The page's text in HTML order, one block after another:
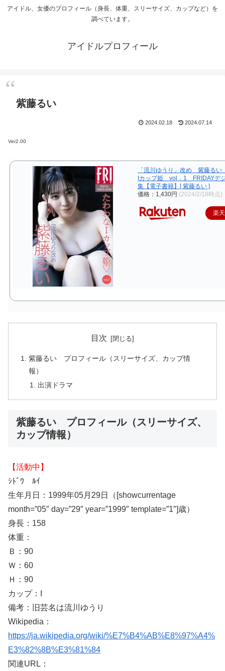
アイドル、女優のプロフィール（身長、体重、スリーサイズ、カップなど）を
調べています。
アイドルプロフィール
紫藤るい
2024.02.18 2024.07.14
Ver2.00
「流川ゆうり」改め 紫藤る
Iカップ姫 vol．1 FRIDAYデ
集【電子書籍】[ 紫藤るい ]
価格：1,430円 (2024/2/18時点)
楽
目次
紫藤るい プロフィール（スリーサイズ、カップ情
報）
出演ドラマ
紫藤るい プロフィール（スリーサイズ、
カップ情報）
【活動中】
ｼﾄﾞｳ ﾙｲ
生年月日：1999年05月29日（[showcurrentage
month=”05″ day=”29″ year=”1999″ template=”1″]歳）
身長：158
体重：
Ｂ：90
Ｗ：60
Ｈ：90
カップ：I
備考：旧芸名は流川ゆうり
Wikipedia：
https://ja.wikipedia.org/wiki/%E7%B4%AB%E8%97%A4%
E3%82%8B%E3%81%84
関連URL：